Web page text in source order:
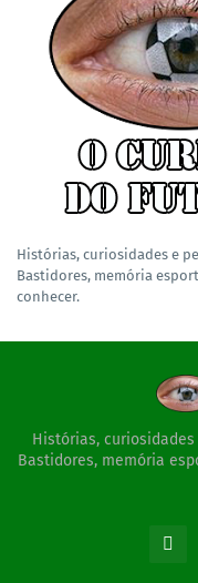
Histórias, curiosidades e
Bastidores, memória
conhecer.
Histórias,
Bastidores, memória